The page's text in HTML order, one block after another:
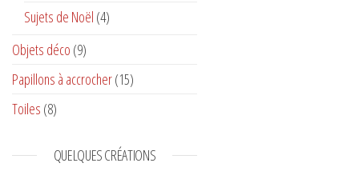
Sujets de Noël (4)
Objets déco (9)
Papillons à accrocher(15)
Toiles (8)
QUELQUES CRÉATIONS